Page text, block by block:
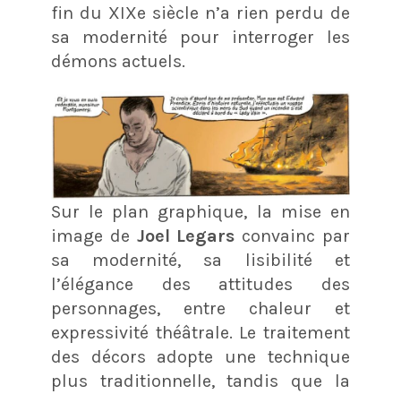
fin du XIXe siècle n’a rien perdu de
sa modernité pour interroger les
démons actuels.
Sur le plan graphique, la mise en
image de Joel Legars convainc par
sa modernité, sa lisibilité et
l’élégance des attitudes des
personnages, entre chaleur et
expressivité théâtrale. Le traitement
des décors adopte une technique
plus traditionnelle, tandis que la